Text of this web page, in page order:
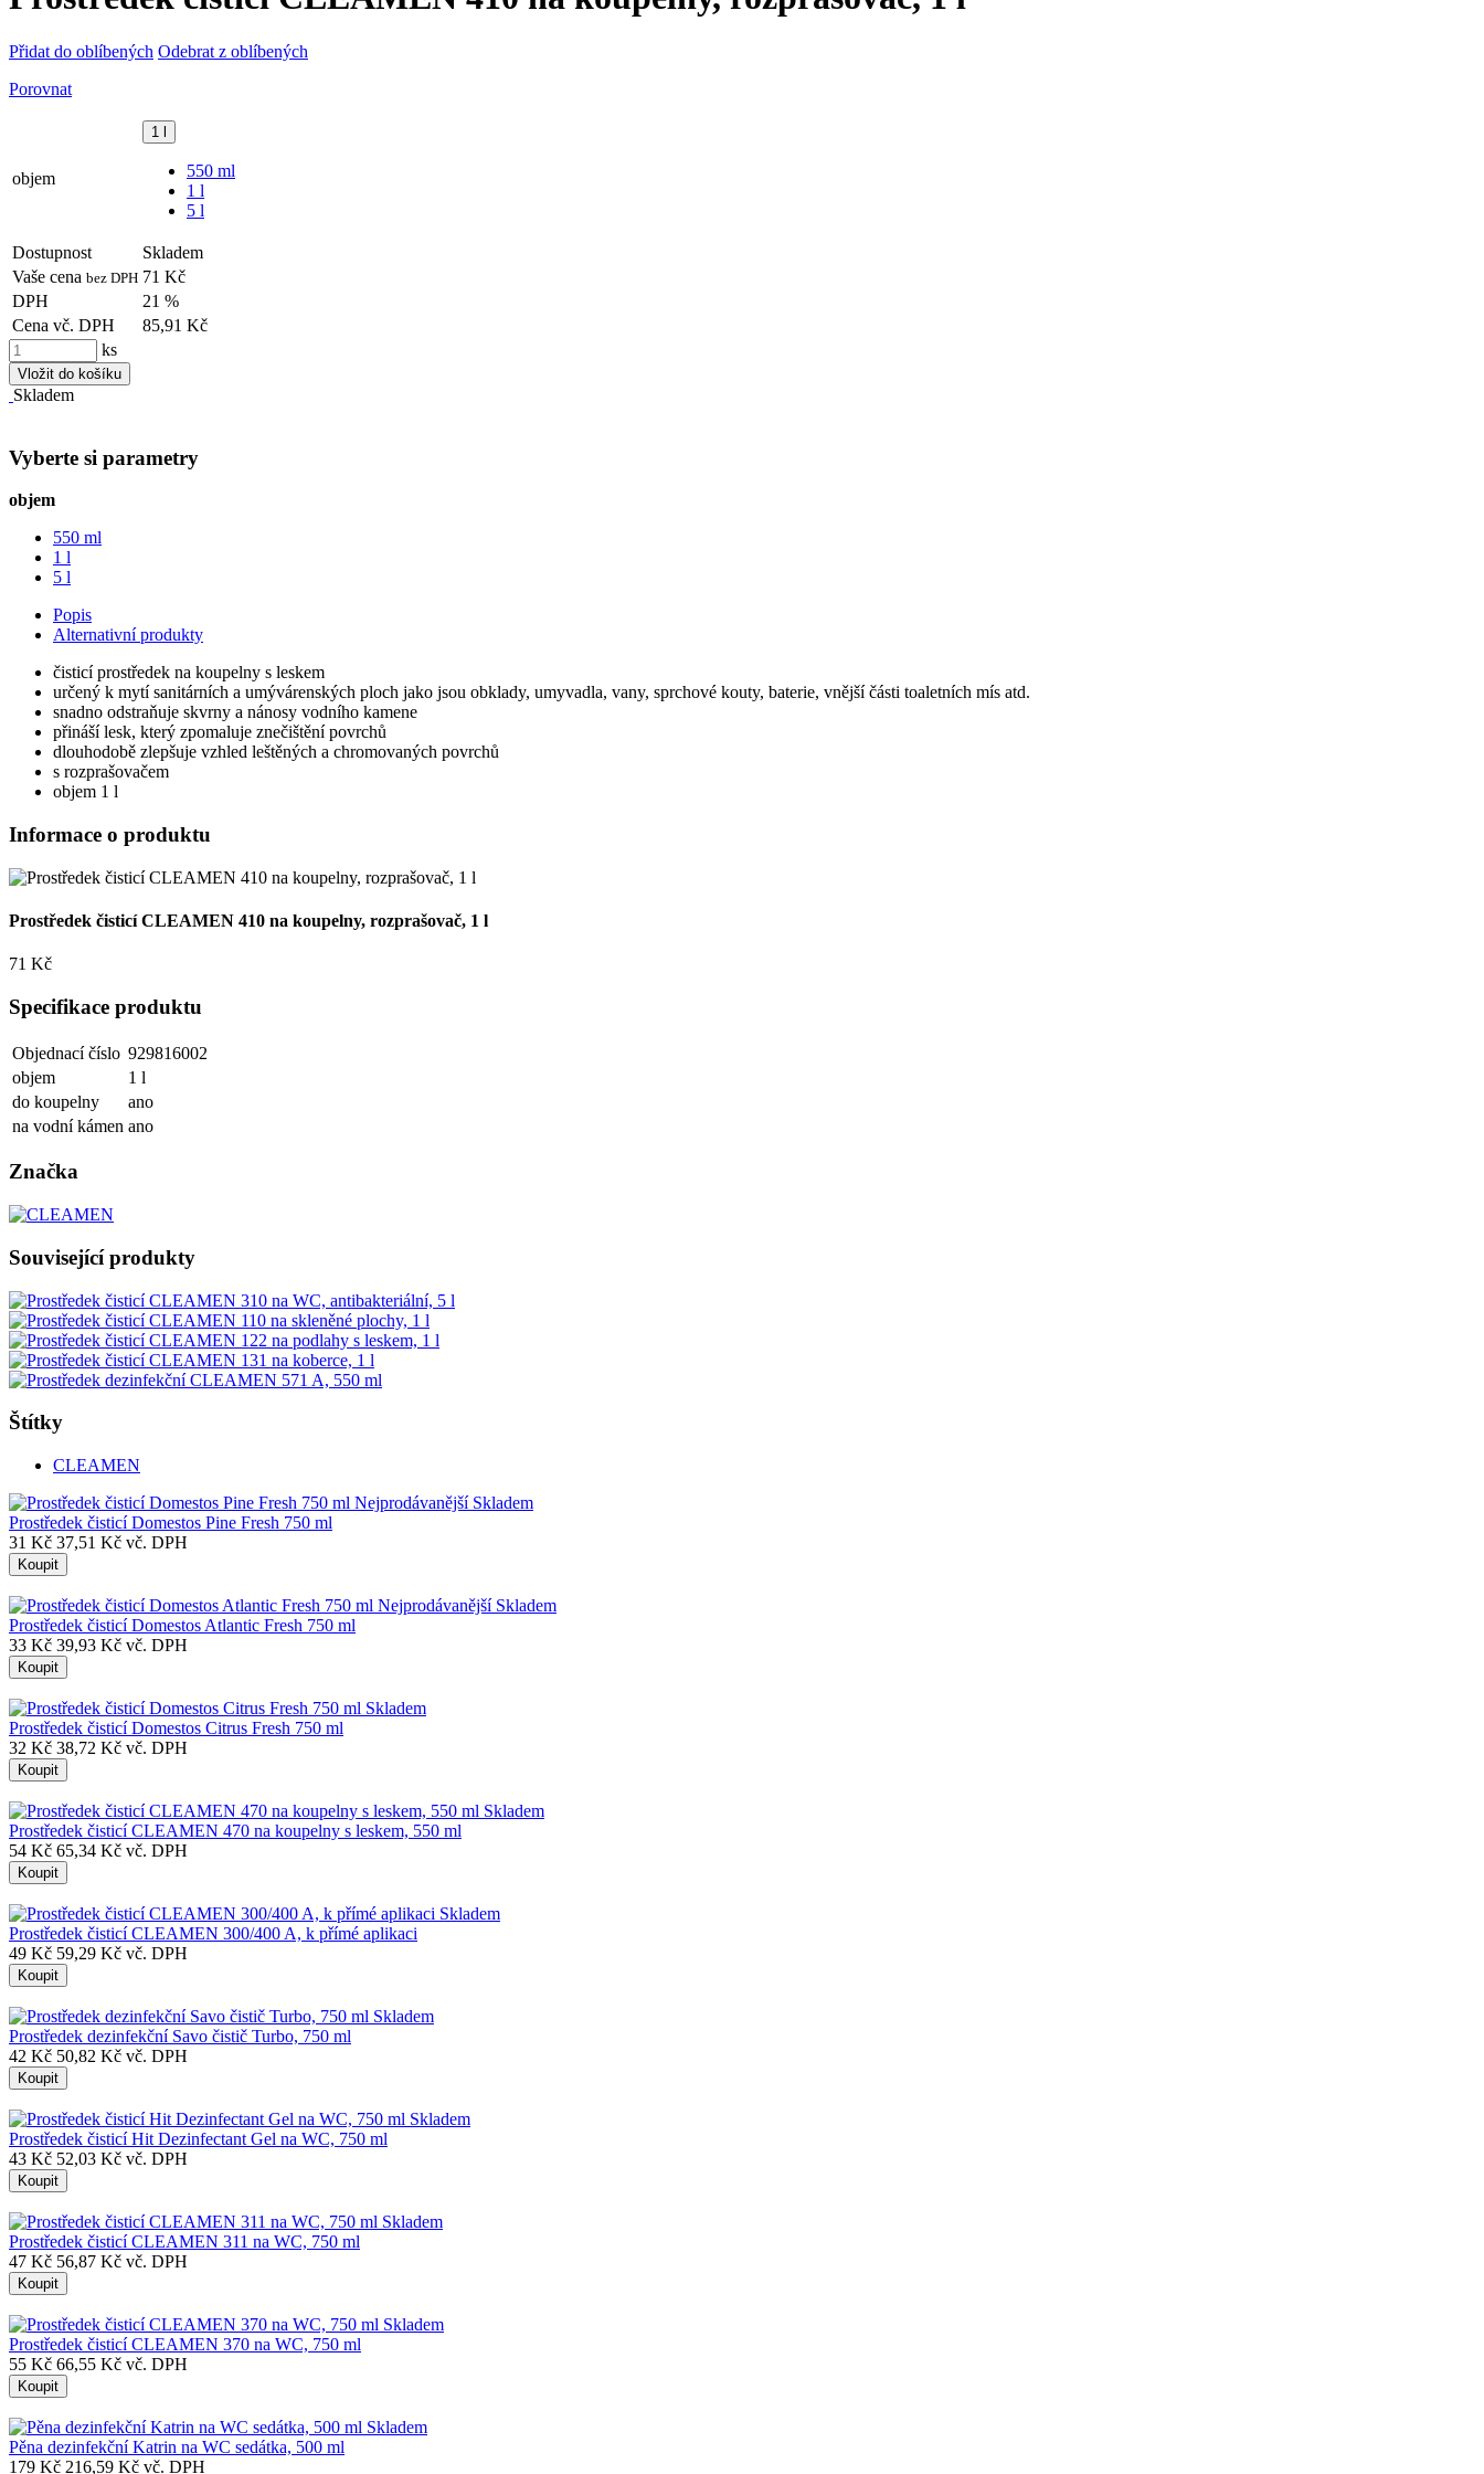
Přidat do oblíbených Odebrat z oblíbených
Porovnat
objem
1 l
550 ml
1 l
5 l
Dostupnost
Skladem
Vaše cena bez DPH 71 Kč
DPH
21 %
Cena vč. DPH
85,91 Kč
ks
Vložit do košíku
Skladem
Vyberte si parametry
objem
550 ml
1 l
5 l
Popis
Alternativní produkty
čisticí prostředek na koupelny s leskem
určený k mytí sanitárních a umývárenských ploch jako jsou obklady, umyvadla, vany, sprchové kouty, baterie, vnější části toaletních mís atd.
snadno odstraňuje skvrny a nánosy vodního kamene
přináší lesk, který zpomaluje znečištění povrchů
dlouhodobě zlepšuje vzhled leštěných a chromovaných povrchů
s rozprašovačem
objem 1 l
Informace o produktu
Prostředek čisticí CLEAMEN 410 na koupelny, rozprašovač, 1 l
71 Kč
Specifikace produktu
Objednací číslo 929816002
objem
1 l
do koupelny
ano
na vodní kámen ano
Značka
Související produkty
Štítky
CLEAMEN
Nejprodávanější Skladem
Prostředek čisticí Domestos Pine Fresh 750 ml
31 Kč 37,51 Kč vč. DPH
Koupit
Nejprodávanější Skladem
Prostředek čisticí Domestos Atlantic Fresh 750 ml
33 Kč 39,93 Kč vč. DPH
Koupit
Skladem
Prostředek čisticí Domestos Citrus Fresh 750 ml
32 Kč 38,72 Kč vč. DPH
Koupit
Skladem
Prostředek čisticí CLEAMEN 470 na koupelny s leskem, 550 ml
54 Kč 65,34 Kč vč. DPH
Koupit
Skladem
Prostředek čisticí CLEAMEN 300/400 A, k přímé aplikaci
49 Kč 59,29 Kč vč. DPH
Koupit
Skladem
Prostředek dezinfekční Savo čistič Turbo, 750 ml
42 Kč 50,82 Kč vč. DPH
Koupit
Skladem
Prostředek čisticí Hit Dezinfectant Gel na WC, 750 ml
43 Kč 52,03 Kč vč. DPH
Koupit
Skladem
Prostředek čisticí CLEAMEN 311 na WC, 750 ml
47 Kč 56,87 Kč vč. DPH
Koupit
Skladem
Prostředek čisticí CLEAMEN 370 na WC, 750 ml
55 Kč 66,55 Kč vč. DPH
Koupit
Skladem
Pěna dezinfekční Katrin na WC sedátka, 500 ml
179 Kč 216,59 Kč vč. DPH